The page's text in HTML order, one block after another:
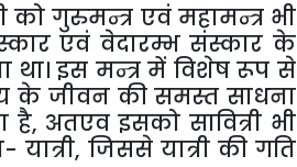
को गुरुमन्त्र एवं महामन्त्र भी
एवं वेदारम्भ संस्कार के
था। इस मन्त्र में विशेष रूप से
के जीवन की समस्त साधना
है, अतएव इसको सावित्री भी
जिससे यात्री की गति